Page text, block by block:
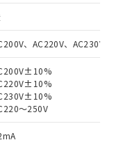
、AC220V、AC230V
～250V
物質）の
な商品で